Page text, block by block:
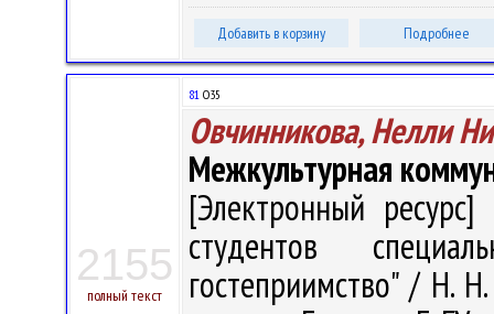
Добавить в корзину Подробнее
2155
полный текст
81 О35
Овчинникова, Нелли
Межкультурная
[Электронный
студентов
гостеприимство" / Н.